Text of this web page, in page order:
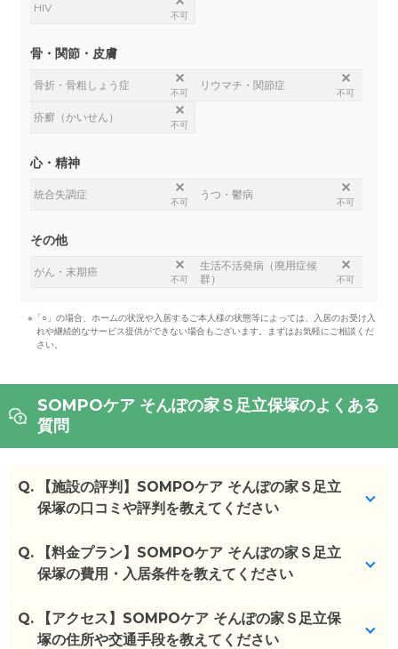
HIV
不可
骨・関節・皮膚
骨折・骨粗しょう症
不可
リウマチ・関節症
不可
疥癬（かいせん）
不可
心・精神
統合失調症
不可
うつ・鬱病
不可
その他
がん・末期癌
不可
生活不活発病（廃用症候
群）
不可
※「○」の場合、ホームの状況や入居するご本人様の状態等によっては、入居のお受け入
れや継続的なサービス提供ができない場合もございます。まずはお気軽にご相談くだ
さい。
SOMPOケア そんぽの家Ｓ足立保塚のよくある
質問
Q.
【施設の評判】SOMPOケア そんぽの家Ｓ足立
保塚の口コミや評判を教えてください
SOMPOケア そんぽの家Ｓ足立保塚を見学した方の
口コミを確認できます。
SOMPOケア そんぽの家Ｓ足立保塚 の口コミ
・特に女性は仲間はずれを嫌うため、お菓子などの
Q.
【料金プラン】SOMPOケア そんぽの家Ｓ足立
保塚の費用・入居条件を教えてください
SOMPOケア そんぽの家Ｓ足立保塚の入居金・月
額料金は次のとおりです。
Q.
【アクセス】SOMPOケア そんぽの家Ｓ足立保
塚の住所や交通手段を教えてください